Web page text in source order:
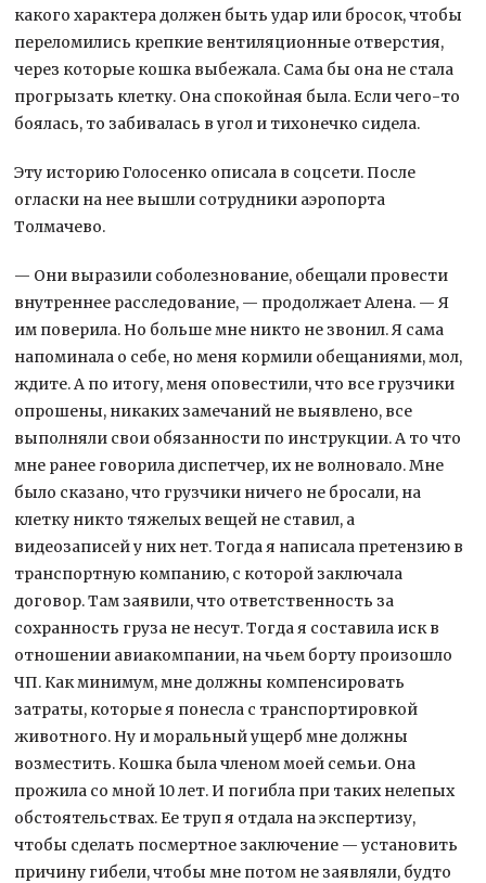
какого характера должен быть удар или бросок, чтобы
переломились крепкие вентиляционные отверстия,
через которые кошка выбежала. Сама бы она не стала
прогрызать клетку. Она спокойная была. Если чего-то
боялась, то забивалась в угол и тихонечко сидела.
Эту историю Голосенко описала в соцсети. После
огласки на нее вышли сотрудники аэропорта
Толмачево.
— Они выразили соболезнование, обещали провести
внутреннее расследование, — продолжает Алена. — Я
им поверила. Но больше мне никто не звонил. Я сама
напоминала о себе, но меня кормили обещаниями, мол,
ждите. А по итогу, меня оповестили, что все грузчики
опрошены, никаких замечаний не выявлено, все
выполняли свои обязанности по инструкции. А то что
мне ранее говорила диспетчер, их не волновало. Мне
было сказано, что грузчики ничего не бросали, на
клетку никто тяжелых вещей не ставил, а
видеозаписей у них нет. Тогда я написала претензию в
транспортную компанию, с которой заключала
договор. Там заявили, что ответственность за
сохранность груза не несут. Тогда я составила иск в
отношении авиакомпании, на чьем борту произошло
ЧП. Как минимум, мне должны компенсировать
затраты, которые я понесла с транспортировкой
животного. Ну и моральный ущерб мне должны
возместить. Кошка была членом моей семьи. Она
прожила со мной 10 лет. И погибла при таких нелепых
обстоятельствах. Ее труп я отдала на экспертизу,
чтобы сделать посмертное заключение — установить
причину гибели, чтобы мне потом не заявляли, будто